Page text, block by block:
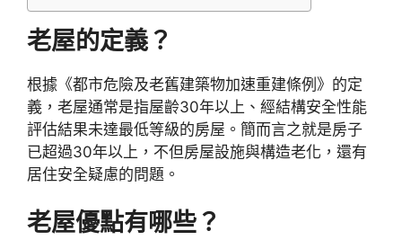
老屋的定義？
根據《都市危險及老舊建築物加速重建條例》的定
義，老屋通常是指屋齡30年以上、經結構安全性能
評估結果未達最低等級的房屋。簡而言之就是房子
已超過30年以上，不但房屋設施與構造老化，還有
居住安全疑慮的問題。
老屋優點有哪些？